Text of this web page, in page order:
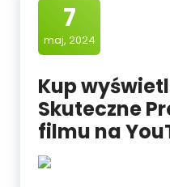
7
maj, 2024
Kup
Skuteczne
filmu na